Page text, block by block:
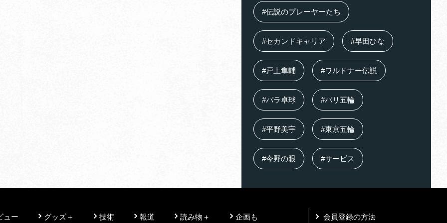
#伝説のプレーヤーたち
#セカンドキャリア #早田ひな
#戸上隼輔 #ワルドナー伝説
#パラ卓球 #パリ五輪
#平野美宇 #東京五輪
#今野の眼 #サービス
ュー グッズ＋ 技術 報道 読み物＋ 企画も 会員登録の⽅法